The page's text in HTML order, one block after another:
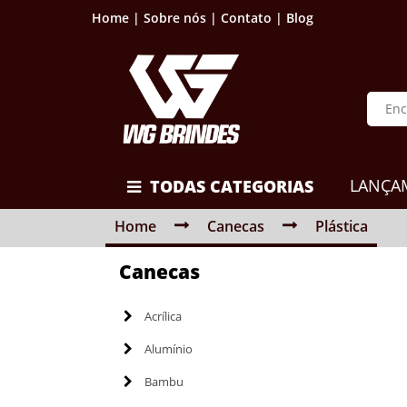
Home | Sobre nós | Contato | Blog
TODAS CATEGORIAS
Home Canecas Plástica
Canecas
Acrílica
Alumínio
Bambu